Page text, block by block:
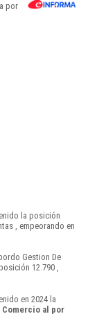
por
la posición
, empeorando en
Gestion De
12.790 ,
en 2024 la
Comercio al por